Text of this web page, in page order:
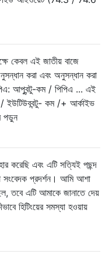
কেবল এই জাতীয় বাজে
করা এবং অনুসন্ধান করা
আপুবন্টু-কম / পিপিএ ... এই
ইউটিউববন্টু- কম /+ আর্কাইভ
পড়ুন
করেছি এবং এটি সত্যিই পছন্দ
সংবেদক প্রদর্শন। আমি আশা
তবে এটি আমাকে জানাতে দেয়
হিটিংয়ের সমস্যা হওয়ায়